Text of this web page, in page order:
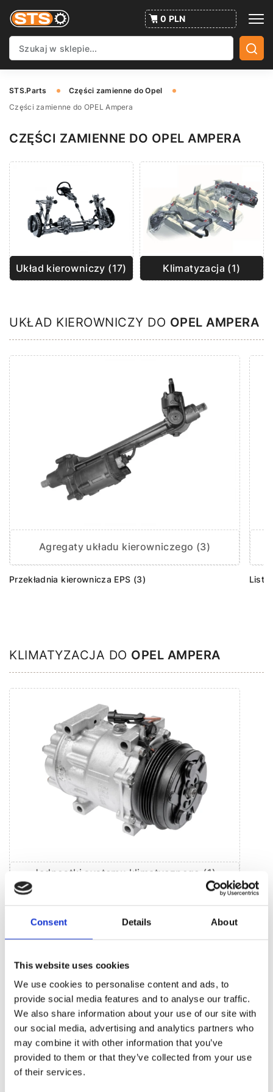
Consent Details About
This website uses cookies
We use cookies to personalise content and ads, to
provide social media features and to analyse our traffic.
We also share information about your use of our site with
our social media, advertising and analytics partners who
may combine it with other information that you’ve
provided to them or that they’ve collected from your use
of their services.
0 PLN
STS.Parts
Części zamienne do Opel
Części zamienne do OPEL Ampera
CZĘŚCI ZAMIENNE DO OPEL AMPERA
Układ kierowniczy (17) Klimatyzacja (1)
UKŁAD KIEROWNICZY DO OPEL AMPERA
Agregaty układu kierowniczego (3)
Przekładnia kierownicza EPS (3)
KLIMATYZACJA DO OPEL AMPERA
Jednostki systemu klimatycznego (1)
BESTSELLERY CZĘŚCI ZAMIENNYCH TEJ
MARKI OPEL AMPERA